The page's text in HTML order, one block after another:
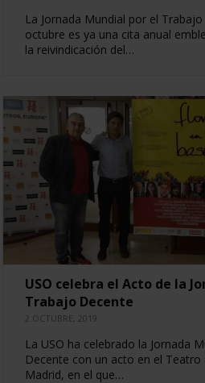
La Jornada Mundial por el
octubre es ya una cita anual
la reivindicación del…
USO celebra el Acto de la
Trabajo Decente
2 OCTUBRE, 2019
La USO ha celebrado la Jornada
Decente con un acto en el
Madrid, en el que…